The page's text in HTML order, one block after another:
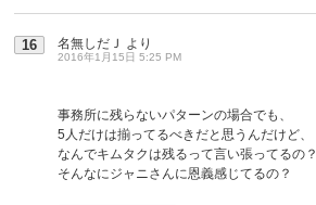
16 名無しだＪ より
2016年1月15日 5:25 PM
事務所に残らないパターンの場合でも、
5人だけは揃ってるべきだと思うんだけど、
なんでキムタクは残るって言い張ってるの？
そんなにジャニさんに恩義感じてるの？